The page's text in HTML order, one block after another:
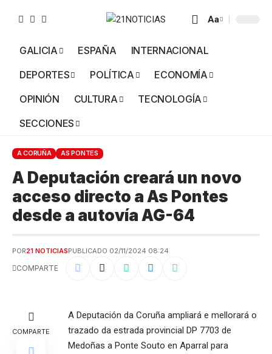
Aa
GALICIA ESPAÑA
INTERNACIONAL
DEPORTES
POLÍTICA
ECONOMÍA
OPINIÓN
CULTURA
TECNOLOGÍA
SECCIONES
A CORUÑA AS PONTES
A Deputación creará un novo
acceso directo a As Pontes
desde a autovía AG-64
POR21 NOTICIASPUBLICADO 02/11/2024 08:24
COMPARTE
COMPARTE
A Deputación da Coruña ampliará e mellorará o
trazado da estrada provincial DP 7703 de
Medoñas a Ponte Souto en Aparral para